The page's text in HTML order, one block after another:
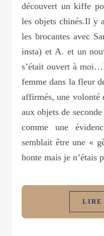
découvert un kiffe
les objets chinés.Il y
les brocantes avec
insta) et A. et un
s’était ouvert à
femme dans la fleur
affirmés, une
aux objets de
comme une
semblait être une «
honte mais je n’étais
LIRE